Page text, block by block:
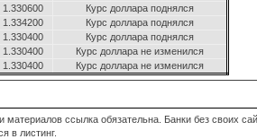
1.330600
Курс доллара поднялся
1.334200
Курс доллара поднялся
1.330400
Курс доллара поднялся
1.330400
Курс доллара не изменился
1.330400 Курс доллара не изменился
материалов ссылка обязательна. Банки без своих
в листинг.